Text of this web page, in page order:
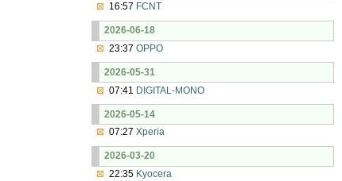
16:57 FCNT
2026-06-18
23:37OPPO
2026-05-31
07:41 DIGITAL-MONO
2026-05-14
07:27Xperia
2026-03-20
22:35 Kyocera